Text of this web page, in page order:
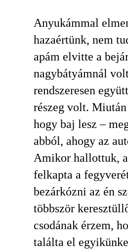
Anyukámmal
hazaértünk, nem
apám elvitte a
nagybátyámnál
rendszeresen
részeg volt.
hogy baj lesz –
abból, ahogy az
Amikor hallottuk,
felkapta a
bezárkózni az én
többször
csodának érzem,
találta el